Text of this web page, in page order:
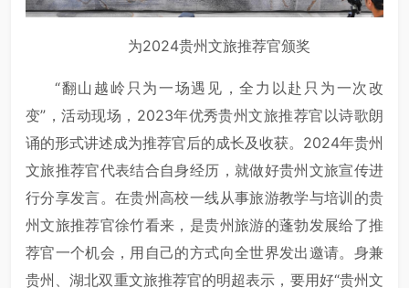
为2024贵州文旅推荐官颁奖
“翻山越岭只为一场遇见，全力以赴只为一次改
变”，活动现场，2023年优秀贵州文旅推荐官以诗歌朗
诵的形式讲述成为推荐官后的成长及收获。2024年贵州
文旅推荐官代表结合自身经历，就做好贵州文旅宣传进
行分享发言。在贵州高校一线从事旅游教学与培训的贵
州文旅推荐官徐竹看来，是贵州旅游的蓬勃发展给了推
荐官一个机会，用自己的方式向全世界发出邀请。身兼
贵州、湖北双重文旅推荐官的明超表示，要用好“贵州文